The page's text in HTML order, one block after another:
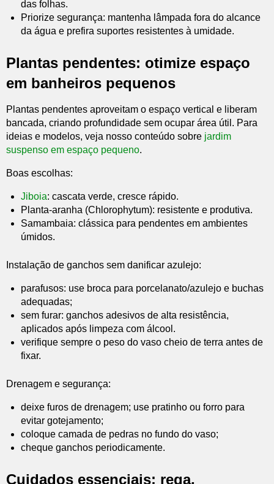
das folhas.
Priorize segurança: mantenha lâmpada fora do alcance
da água e prefira suportes resistentes à umidade.
Plantas pendentes: otimize espaço
em banheiros pequenos
Plantas pendentes aproveitam o espaço vertical e liberam
bancada, criando profundidade sem ocupar área útil. Para
ideias e modelos, veja nosso conteúdo sobre jardim
suspenso em espaço pequeno.
Boas escolhas:
Jiboia: cascata verde, cresce rápido.
Planta-aranha (Chlorophytum): resistente e produtiva.
Samambaia: clássica para pendentes em ambientes
úmidos.
Instalação de ganchos sem danificar azulejo:
parafusos: use broca para porcelanato/azulejo e buchas
adequadas;
sem furar: ganchos adesivos de alta resistência,
aplicados após limpeza com álcool.
verifique sempre o peso do vaso cheio de terra antes de
fixar.
Drenagem e segurança:
deixe furos de drenagem; use pratinho ou forro para
evitar gotejamento;
coloque camada de pedras no fundo do vaso;
cheque ganchos periodicamente.
Cuidados essenciais: rega,